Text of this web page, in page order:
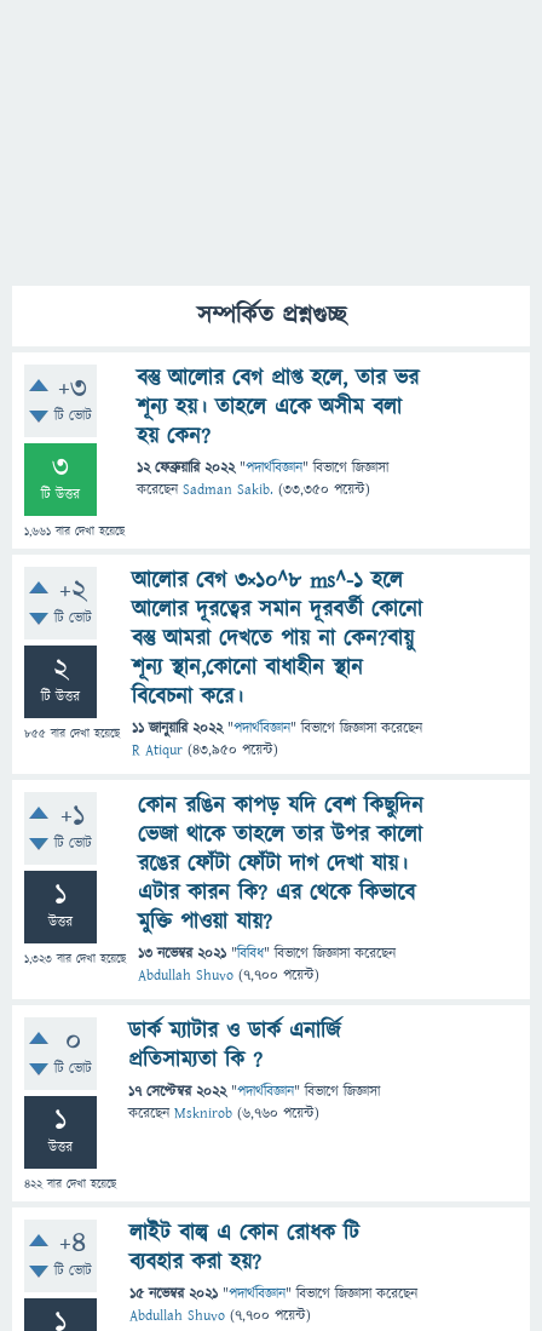
সম্পর্কিত প্রশ্নগুচ্ছ
+3
টি ভোট
3
টি উত্তর
1,661 বার দেখা হয়েছে
বস্তু আলোর বেগ প্রাপ্ত হলে, তার ভর
শূন্য হয়। তাহলে একে অসীম বলা
হয় কেন?
12 ফেব্রুয়ারি 2022 "পদার্থবিজ্ঞান" বিভাগে জিজ্ঞাসা
করেছেনSadman Sakib. (33,350 পয়েন্ট)
+2
টি ভোট
2
টি উত্তর
855 বার দেখা হয়েছে
আলোর বেগ ৩×১০^৮ ms^-1 হলে
আলোর দূরত্বের সমান দূরবর্তী কোনো
বস্তু আমরা দেখতে পায় না কেন?বায়ু
শূন্য স্থান,কোনো বাধাহীন স্থান
বিবেচনা করে।
11 জানুয়ারি 2022 "পদার্থবিজ্ঞান" বিভাগে জিজ্ঞাসাকরেছেন
R Atiqur (43,950 পয়েন্ট)
+1
টি ভোট
1
উত্তর
1,323 বার দেখা হয়েছে
কোন রঙিন কাপড় যদি বেশ কিছুদিন
ভেজা থাকে তাহলে তার উপর কালো
রঙের ফোঁটা ফোঁটা দাগ দেখা যায়।
এটার কারন কি? এর থেকে কিভাবে
মুক্তি পাওয়া যায়?
13 নভেম্বর 2021 "বিবিধ" বিভাগে জিজ্ঞাসাকরেছেন
Abdullah Shuvo (7,700 পয়েন্ট)
0
টি ভোট
1
উত্তর
422বার দেখা হয়েছে
ডার্ক ম্যাটার ও ডার্ক এনার্জি
প্রতিসাম্যতা কি ?
17 সেপ্টেম্বর 2022 "পদার্থবিজ্ঞান" বিভাগে জিজ্ঞাসা
করেছেনMsknirob (6,760 পয়েন্ট)
+4
টি ভোট
1
লাইট বাল্ব এ কোন রোধক টি
ব্যবহার করা হয়?
15 নভেম্বর 2021 "পদার্থবিজ্ঞান" বিভাগে জিজ্ঞাসাকরেছেন
Abdullah Shuvo (7,700 পয়েন্ট)